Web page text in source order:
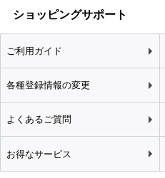
ショッピングサポート
ご利用ガイド
各種登録情報の変更
よくあるご質問
お得なサービス